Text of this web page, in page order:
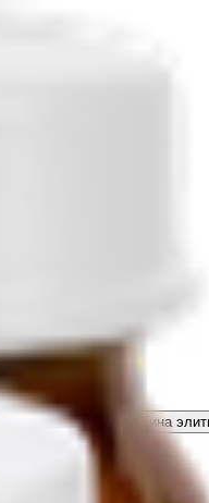
мясные ОМКК говядина